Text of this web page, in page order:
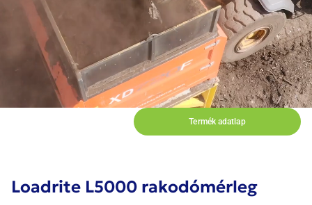
Termék adatlap
Loadrite L5000 rakodómérleg